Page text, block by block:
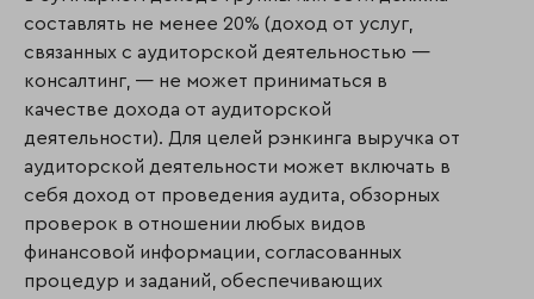
составлять не менее 20% (доход от услуг,
связанных с аудиторской деятельностью —
консалтинг, — не может приниматься в
качестве дохода от аудиторской
деятельности). Для целей рэнкинга выручка от
аудиторской деятельности может включать в
себя доход от проведения аудита, обзорных
проверок в отношении любых видов
финансовой информации, согласованных
процедур и заданий, обеспечивающих